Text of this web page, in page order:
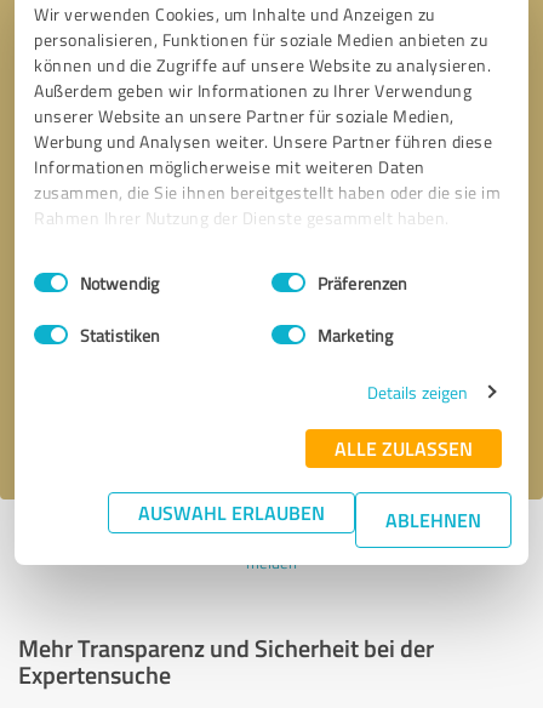
Wir verwenden Cookies, um Inhalte und Anzeigen zu
personalisieren, Funktionen für soziale Medien anbieten zu
können und die Zugriffe auf unsere Website zu analysieren.
Außerdem geben wir Informationen zu Ihrer Verwendung
unserer Website an unsere Partner für soziale Medien,
Werbung und Analysen weiter. Unsere Partner führen diese
Informationen möglicherweise mit weiteren Daten
zusammen, die Sie ihnen bereitgestellt haben oder die sie im
Rahmen Ihrer Nutzung der Dienste gesammelt haben.
Impressum Datenschutzbestimmungen
Einwilligungsauswahl
Notwendig Präferenzen
Statistiken Marketing
Details zeigen
ALLE ZULASSEN
AUSWAHL ERLAUBEN ABLEHNEN
Datenschutzbestimmungenzu.
Profil aktiv seit 18.03.2020 |Letzte Aktualisierung: 06.06.2023
Profil
melden
Mehr Transparenz und Sicherheit bei der
Expertensuche